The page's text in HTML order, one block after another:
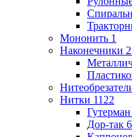
Мононить 1
Наконечники
Нитки 1122
Гутерман
Дор-так